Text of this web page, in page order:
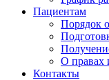
Пациентам
Порядок
О правах
Контакты